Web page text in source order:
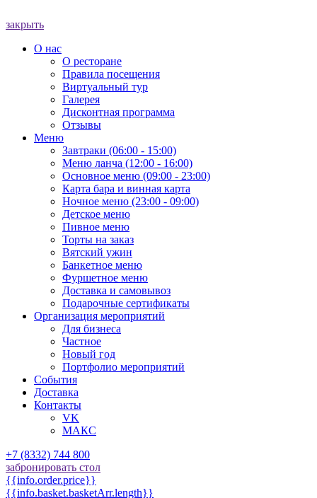
закрыть
О нас
О ресторане
Правила посещения
Виртуальный тур
Галерея
Дисконтная программа
Отзывы
Меню
Завтраки (06:00 - 15:00)
Меню ланча (12:00 - 16:00)
Основное меню (09:00 - 23:00)
Карта бара и винная карта
Ночное меню (23:00 - 09:00)
Детское меню
Пивное меню
Торты на заказ
Вятский ужин
Банкетное меню
Фуршетное меню
Доставка и самовывоз
Подарочные сертификаты
Организация мероприятий
Для бизнеса
Частное
Новый год
Портфолио мероприятий
События
Доставка
Контакты
VK
МАКС
+7 (8332) 744 800
забронировать стол
{{info.order.price}}
{{info.basket.basketArr.length}}